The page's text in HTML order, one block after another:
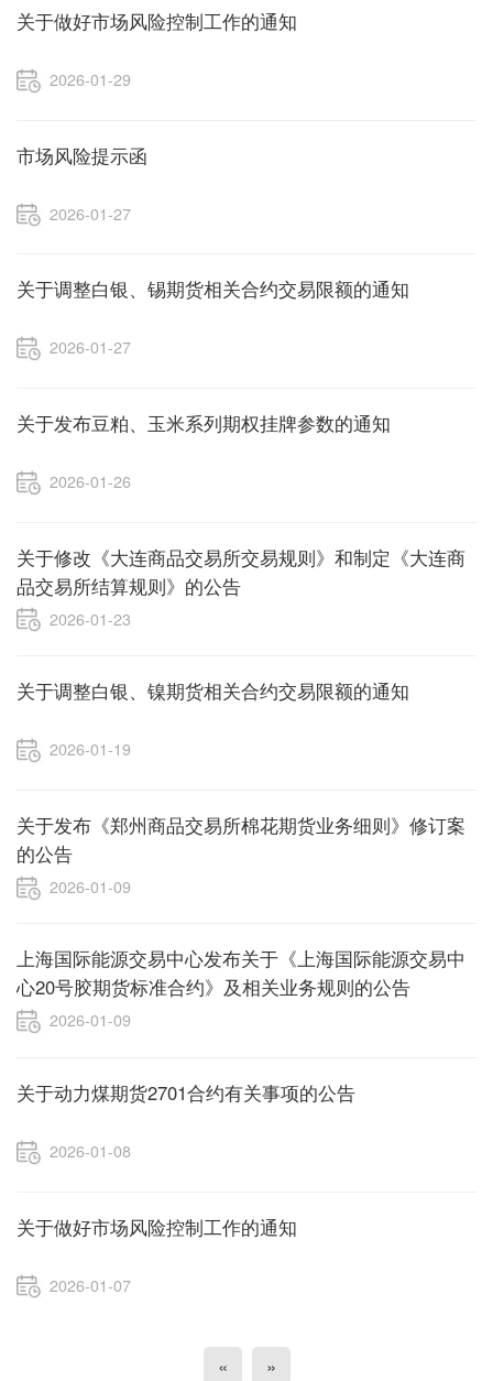
关于做好市场风险控制工作的通知
2026-01-29
市场风险提示函
2026-01-27
关于调整白银、锡期货相关合约交易限额的通知
2026-01-27
关于发布豆粕、玉米系列期权挂牌参数的通知
2026-01-26
关于修改《大连商品交易所交易规则》和制定《大连商
品交易所结算规则》的公告
2026-01-23
关于调整白银、镍期货相关合约交易限额的通知
2026-01-19
关于发布《郑州商品交易所棉花期货业务细则》修订案
的公告
2026-01-09
上海国际能源交易中心发布关于《上海国际能源交易中
心20号胶期货标准合约》及相关业务规则的公告
2026-01-09
关于动力煤期货2701合约有关事项的公告
2026-01-08
关于做好市场风险控制工作的通知
2026-01-07
« »